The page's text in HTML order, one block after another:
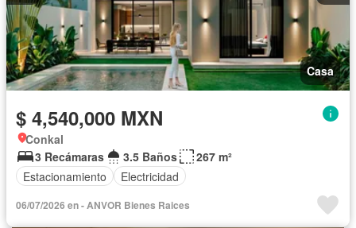
Casa
$ 4,540,000 MXN
Conkal
3 Recámaras
3.5 Baños
267 m²
Estacionamiento
Electricidad
06/07/2026 en - ANVOR Bienes Raices